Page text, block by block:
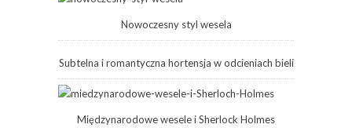
Nowoczesny styl wesela
Subtelna i romantyczna hortensja w odcieniach bieli
Międzynarodowe wesele i Sherlock Holmes